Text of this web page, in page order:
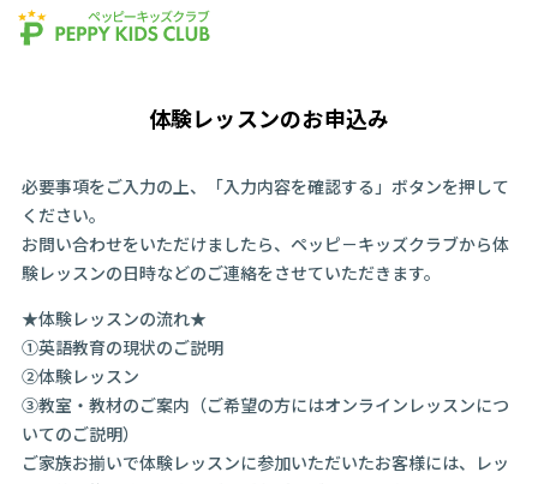
体験レッスンのお申込み
必要事項をご入力の上、「入力内容を確認する」ボタンを押して
ください。
お問い合わせをいただけましたら、ペッピ－キッズクラブから体
験レッスンの日時などのご連絡をさせていただきます。
★体験レッスンの流れ★
①英語教育の現状のご説明
②体験レッスン
③教室・教材のご案内（ご希望の方にはオンラインレッスンにつ
いてのご説明）
ご家族お揃いで体験レッスンに参加いただいたお客様には、レッ